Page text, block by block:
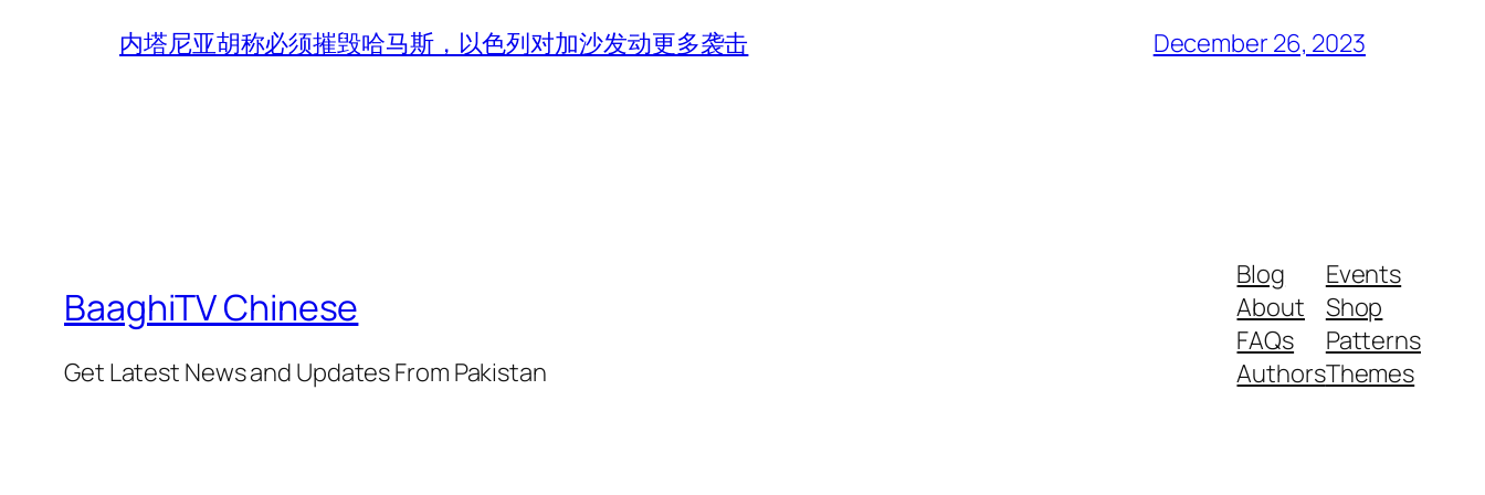
内塔尼亚胡称必须摧毁哈马斯，以色列对加沙发动更多袭击 December 26, 2023
BaaghiTV Chinese
Get Latest News and Updates From Pakistan
Blog
About
FAQs
Authors
Events
Shop
Patterns
Themes